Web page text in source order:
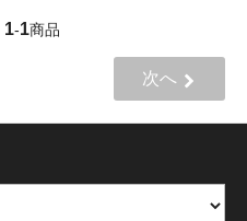
1-1商品
次へ